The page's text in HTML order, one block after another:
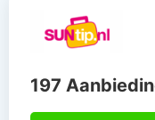
197